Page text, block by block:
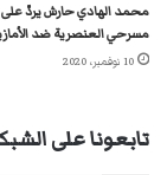
محمد الهادي حارش يردّ
مسرحي العنصرية ضد
10 نوفمبر، 2020
تابعونا على